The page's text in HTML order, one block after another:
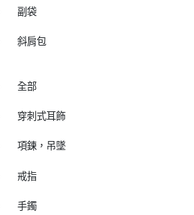
副袋
斜肩包
全部
穿刺式耳飾
項鍊，吊墜
戒指
手鐲